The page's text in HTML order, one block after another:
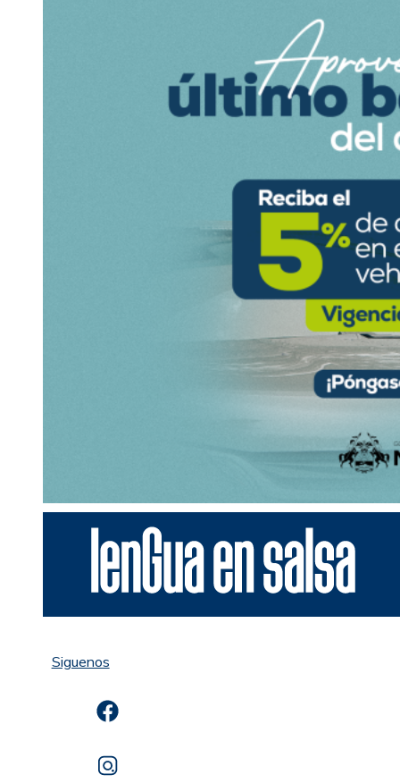
Siguenos